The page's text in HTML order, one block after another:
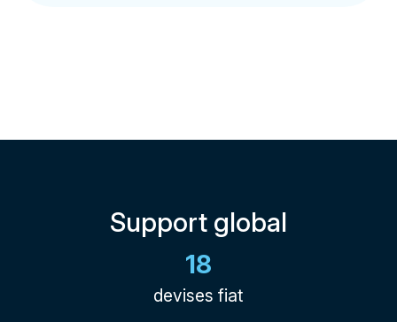
Support global
18
devises fiat